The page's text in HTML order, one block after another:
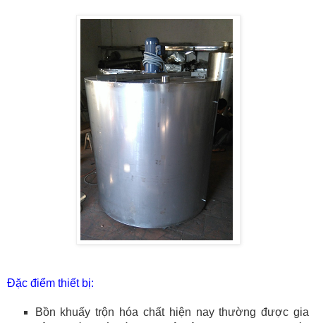
Đặc điểm thiết bị:
Bồn khuấy trộn hóa chất hiện nay thường được gia